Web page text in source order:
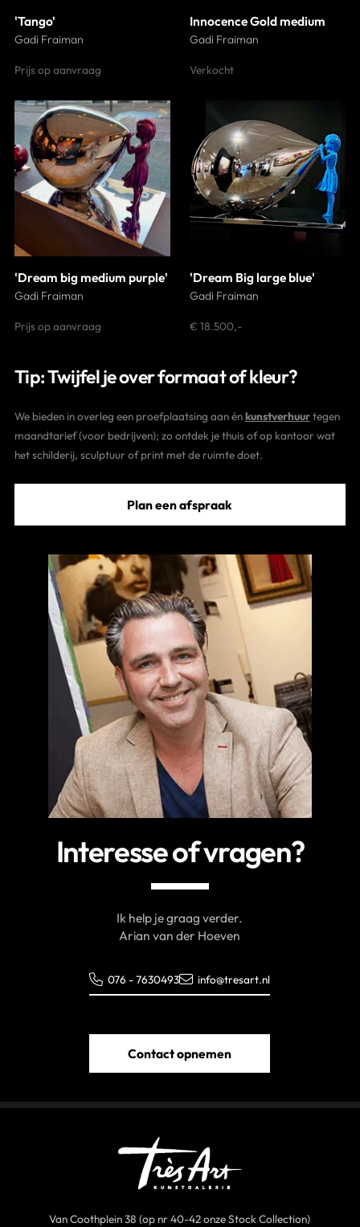
'Tango'
Gadi Fraiman
Prijs op aanvraag
Innocence Gold medium
Gadi Fraiman
Verkocht
'Dream big medium purple'
Gadi Fraiman
Prijs op aanvraag
'Dream Big large blue'
Gadi Fraiman
€ 18.500,-
Tip: Twijfel je over formaat of kleur?
We bieden in overleg een proefplaatsing aan énkunstverhuurtegen
maandtarief (voor bedrijven); zo ontdek je thuis of op kantoor wat
het schilderij, sculptuur of print met de ruimte doet.
Plan een afspraak
Interesse of vragen?
Ik help je graag verder.
Arian van der Hoeven
076 - 7630493 info@tresart.nl
Contact opnemen
Van Coothplein 38 (op nr 40-42 onze Stock Collection)